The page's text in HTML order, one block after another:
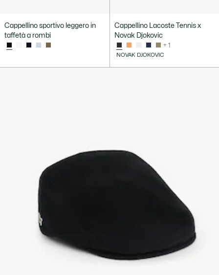
Cappellino sportivo leggero in
taffetà a rombi
Cappellino Lacoste Tennis x
Novak Djokovic
+ 1
NOVAK DJOKOVIC